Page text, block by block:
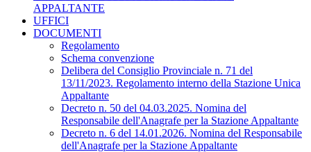
APPALTANTE
UFFICI
DOCUMENTI
Regolamento
Schema convenzione
Delibera del Consiglio Provinciale n. 71 del
13/11/2023. Regolamento interno della Stazione Unica
Appaltante
Decreto n. 50 del 04.03.2025. Nomina del
Responsabile dell'Anagrafe per la Stazione Appaltante
Decreto n. 6 del 14.01.2026. Nomina del Responsabile
dell'Anagrafe per la Stazione Appaltante